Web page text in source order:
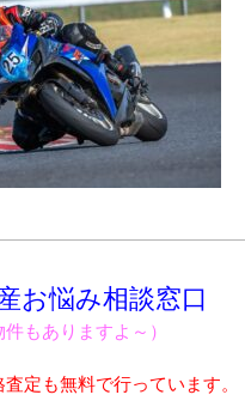
お悩み相談窓口
件もありますよ～）
定も無料で行っています。